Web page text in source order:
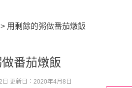
> 用剩餘的粥做番茄燉飯
番茄燉飯
更新日：2020年4月8日